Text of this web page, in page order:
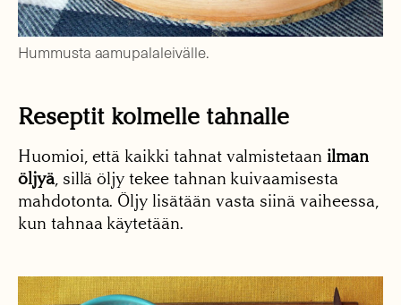
Hummusta aamupalaleivälle.
Reseptit kolmelle tahnalle
Huomioi, että kaikki tahnat valmistetaan ilman
öljyä, sillä öljy tekee tahnan kuivaamisesta
mahdotonta. Öljy lisätään vasta siinä vaiheessa,
kun tahnaa käytetään.